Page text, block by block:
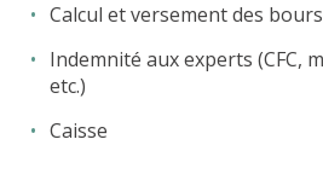
Calcul et versement des
Indemnité aux experts (CFC,
etc.)
Caisse